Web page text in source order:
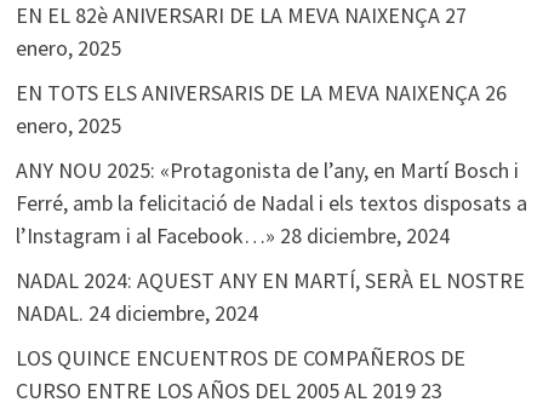
EN EL 82è ANIVERSARI DE LA MEVA NAIXENÇA 27
enero, 2025
EN TOTS ELS ANIVERSARIS DE LA MEVA NAIXENÇA 26
enero, 2025
ANY NOU 2025: «Protagonista de l’any, en Martí Bosch i
Ferré, amb la felicitació de Nadal i els textos disposats a
l’Instagram i al Facebook…» 28 diciembre, 2024
NADAL 2024: AQUEST ANY EN MARTÍ, SERÀ EL NOSTRE
NADAL. 24 diciembre, 2024
LOS QUINCE ENCUENTROS DE COMPAÑEROS DE
CURSO ENTRE LOS AÑOS DEL 2005 AL 2019 23